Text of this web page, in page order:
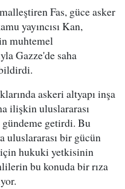
Fas, güce asker
yayıncısı Kan,
muhtemel
Gazze'de saha
askeri altyapı inşa
ilişkin uluslararası
gündeme getirdi. Bu
uluslararası bir gücün
hukuki yetkisinin
bu konuda bir rıza